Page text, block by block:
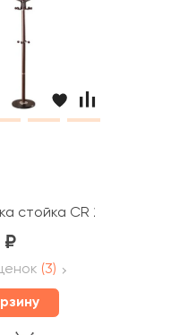
стойка CR 282
(3)